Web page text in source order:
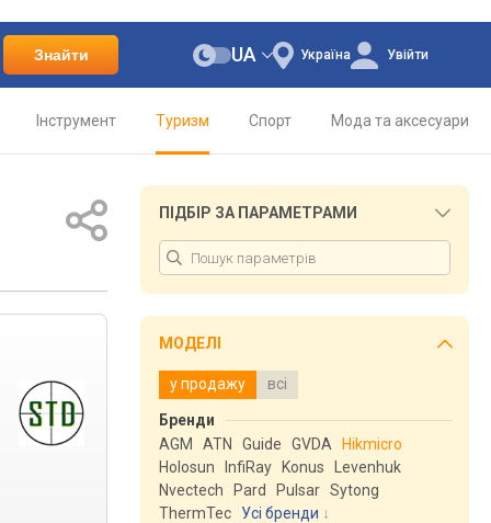
Знайти Україна
UA Увійти
Інструмент Туризм Спорт Мода та аксесуари
ПІДБІР ЗА ПАРАМЕТРАМИ
МОДЕЛІ
у продажу всі
Бренди
AGM
ATN Guide GVDA
Hikmicro
Holosun
InfiRay Konus
Levenhuk
Nvectech
Pard Pulsar Sytong
ThermTec
Усі бренди